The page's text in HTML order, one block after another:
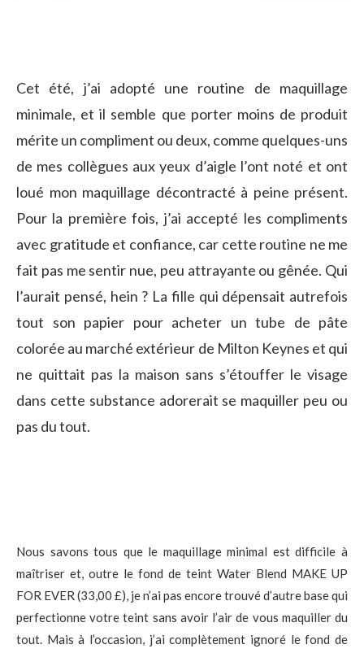
Cet été, j’ai adopté une routine de maquillage
minimale, et il semble que porter moins de produit
mérite un compliment ou deux, comme quelques-uns
de mes collègues aux yeux d’aigle l’ont noté et ont
loué mon maquillage décontracté à peine présent.
Pour la première fois, j’ai accepté les compliments
avec gratitude et confiance, car cette routine ne me
fait pas me sentir nue, peu attrayante ou gênée. Qui
l’aurait pensé, hein ? La fille qui dépensait autrefois
tout son papier pour acheter un tube de pâte
colorée au marché extérieur de Milton Keynes et qui
ne quittait pas la maison sans s’étouffer le visage
dans cette substance adorerait se maquiller peu ou
pas du tout.
Nous savons tous que le maquillage minimal est difficile à
maîtriser et, outre le fond de teint Water Blend MAKE UP
FOR EVER (33,00 £), je n’ai pas encore trouvé d’autre base qui
perfectionne votre teint sans avoir l’air de vous maquiller du
tout. Mais à l’occasion, j’ai complètement ignoré le fond de